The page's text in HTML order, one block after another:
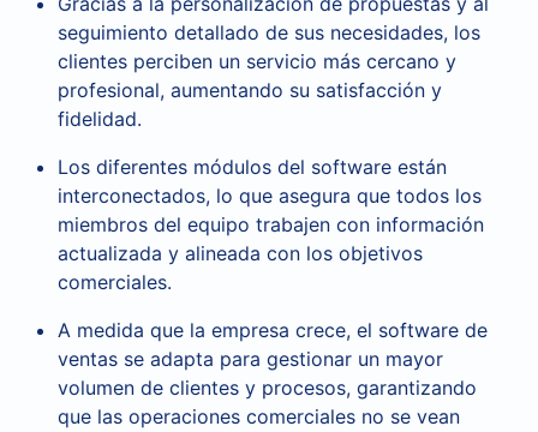
seguimiento detallado de sus necesidades, los
clientes perciben un servicio más cercano y
profesional, aumentando su satisfacción y
fidelidad.
Los diferentes módulos del software están
interconectados, lo que asegura que todos los
miembros del equipo trabajen con información
actualizada y alineada con los objetivos
comerciales.
A medida que la empresa crece, el software de
ventas se adapta para gestionar un mayor
volumen de clientes y procesos, garantizando
que las operaciones comerciales no se vean